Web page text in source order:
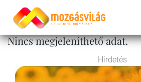
Nincs megjeleníthető adat.
Hirdetés